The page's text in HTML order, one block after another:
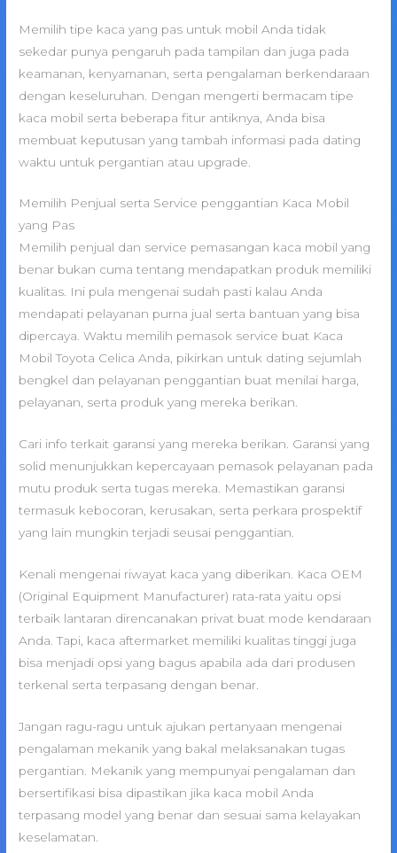
Memilih tipe kaca yang pas untuk mobil Anda tidak
sekedar punya pengaruh pada tampilan dan juga pada
keamanan, kenyamanan, serta pengalaman berkendaraan
dengan keseluruhan. Dengan mengerti bermacam tipe
kaca mobil serta beberapa fitur antiknya, Anda bisa
membuat keputusan yang tambah informasi pada dating
waktu untuk pergantian atau upgrade.
Memilih Penjual serta Service penggantian Kaca Mobil
yang Pas
Memilih penjual dan service pemasangan kaca mobil yang
benar bukan cuma tentang mendapatkan produk memiliki
kualitas. Ini pula mengenai sudah pasti kalau Anda
mendapati pelayanan purna jual serta bantuan yang bisa
dipercaya. Waktu memilih pemasok service buat Kaca
Mobil Toyota Celica Anda, pikirkan untuk dating sejumlah
bengkel dan pelayanan penggantian buat menilai harga,
pelayanan, serta produk yang mereka berikan.
Cari info terkait garansi yang mereka berikan. Garansi yang
solid menunjukkan kepercayaan pemasok pelayanan pada
mutu produk serta tugas mereka. Memastikan garansi
termasuk kebocoran, kerusakan, serta perkara prospektif
yang lain mungkin terjadi seusai penggantian.
Kenali mengenai riwayat kaca yang diberikan. Kaca OEM
(Original Equipment Manufacturer) rata-rata yaitu opsi
terbaik lantaran direncanakan privat buat mode kendaraan
Anda. Tapi, kaca aftermarket memiliki kualitas tinggi juga
bisa menjadi opsi yang bagus apabila ada dari produsen
terkenal serta terpasang dengan benar.
Jangan ragu-ragu untuk ajukan pertanyaan mengenai
pengalaman mekanik yang bakal melaksanakan tugas
pergantian. Mekanik yang mempunyai pengalaman dan
bersertifikasi bisa dipastikan jika kaca mobil Anda
terpasang model yang benar dan sesuai sama kelayakan
keselamatan.